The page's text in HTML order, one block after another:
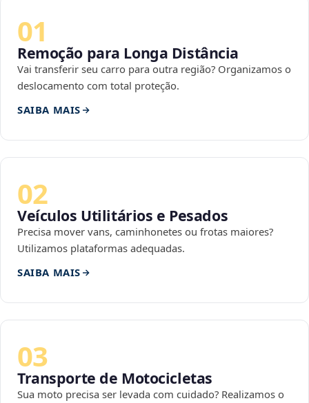
01
Remoção para Longa Distância
Vai transferir seu carro para outra região? Organizamos o
deslocamento com total proteção.
SAIBA MAIS
02
Veículos Utilitários e Pesados
Precisa mover vans, caminhonetes ou frotas maiores?
Utilizamos plataformas adequadas.
SAIBA MAIS
03
Transporte de Motocicletas
Sua moto precisa ser levada com cuidado? Realizamos o